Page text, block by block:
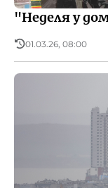
"Неделя у
01.03.26, 08:00